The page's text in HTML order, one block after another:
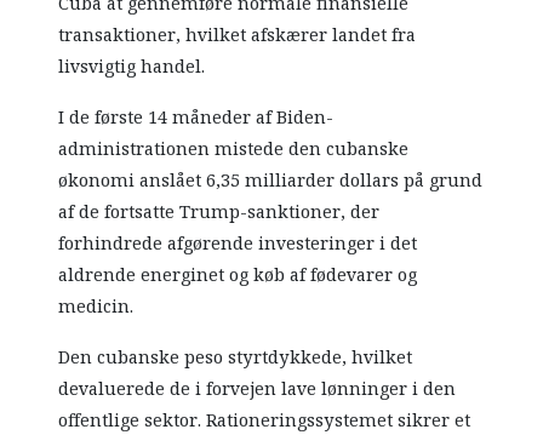
transaktioner, hvilket afskærer landet fra
livsvigtig handel.
I de første 14 måneder af Biden-
administrationen mistede den cubanske
økonomi anslået 6,35 milliarder dollars på grund
af de fortsatte Trump-sanktioner, der
forhindrede afgørende investeringer i det
aldrende energinet og køb af fødevarer og
medicin.
Den cubanske peso styrtdykkede, hvilket
devaluerede de i forvejen lave lønninger i den
offentlige sektor. Rationeringssystemet sikrer et